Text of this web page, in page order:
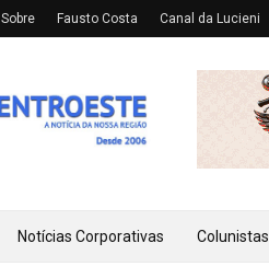
Sobre Fausto Costa Canal da Lucieni
Notícias Corporativas Colunistas